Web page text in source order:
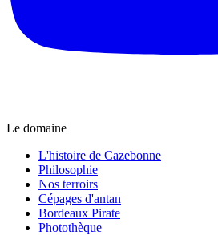
Le domaine
L'histoire de Cazebonne
Philosophie
Nos terroirs
Cépages d'antan
Bordeaux Pirate
Photothèque